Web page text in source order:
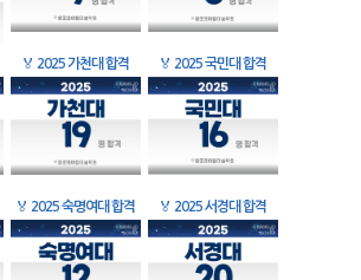
🏅 2025 가천대 합격 🏅 2025 국민대 합격
🏅 2025 숙명여대 합격 🏅 2025 서경대 합격